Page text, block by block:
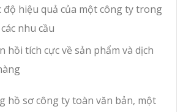
độ hiệu quả của một công ty trong
nhu cầu
hồi tích cực về sản phẩm và dịch
hồ sơ công ty toàn văn bản, một